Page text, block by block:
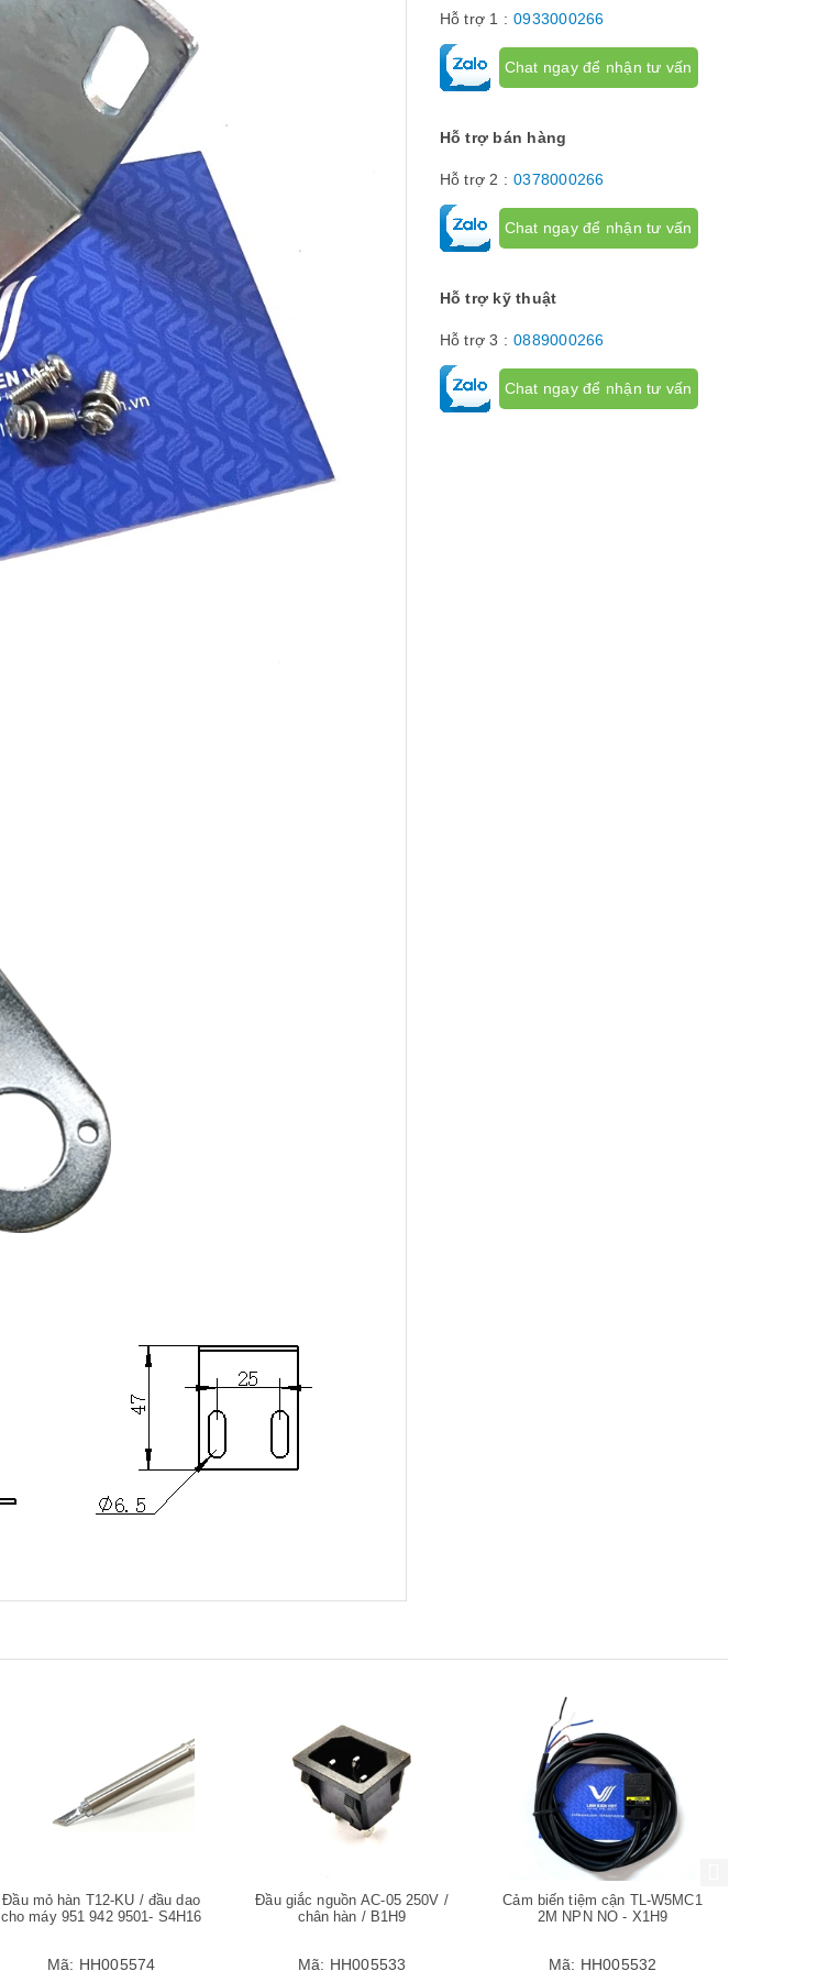
Hỗ trợ 1 : 0933000266
Chat ngay để nhận tư vấn
Hỗ trợ bán hàng
Hỗ trợ 2 : 0378000266
Chat ngay để nhận tư vấn
Hỗ trợ kỹ thuật
Hỗ trợ 3 : 0889000266
Chat ngay để nhận tư vấn
Đầu mỏ hàn T12-KU / đầu dao
cho máy 951 942 9501- S4H16
Mã: HH005574
Đầu giắc nguồn AC-05 250V /
chân hàn / B1H9
Mã: HH005533
Cảm biến tiệm cận TL-W5MC1
2M NPN NO - X1H9
Mã: HH005532
Mua hàng Mua hàng